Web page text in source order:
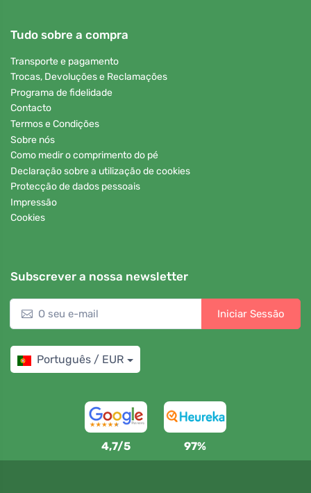
Tudo sobre a compra
Transporte e pagamento
Trocas, Devoluções e Reclamações
Programa de fidelidade
Contacto
Termos e Condições
Sobre nós
Como medir o comprimento do pé
Declaração sobre a utilização de cookies
Protecção de dados pessoais
Impressão
Cookies
Subscrever a nossa newsletter
Iniciar Sessão
Português / EUR
4,7/5 97%